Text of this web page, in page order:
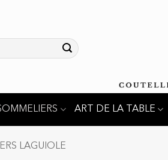
ART DE LA TABLE
LAGUIOLE